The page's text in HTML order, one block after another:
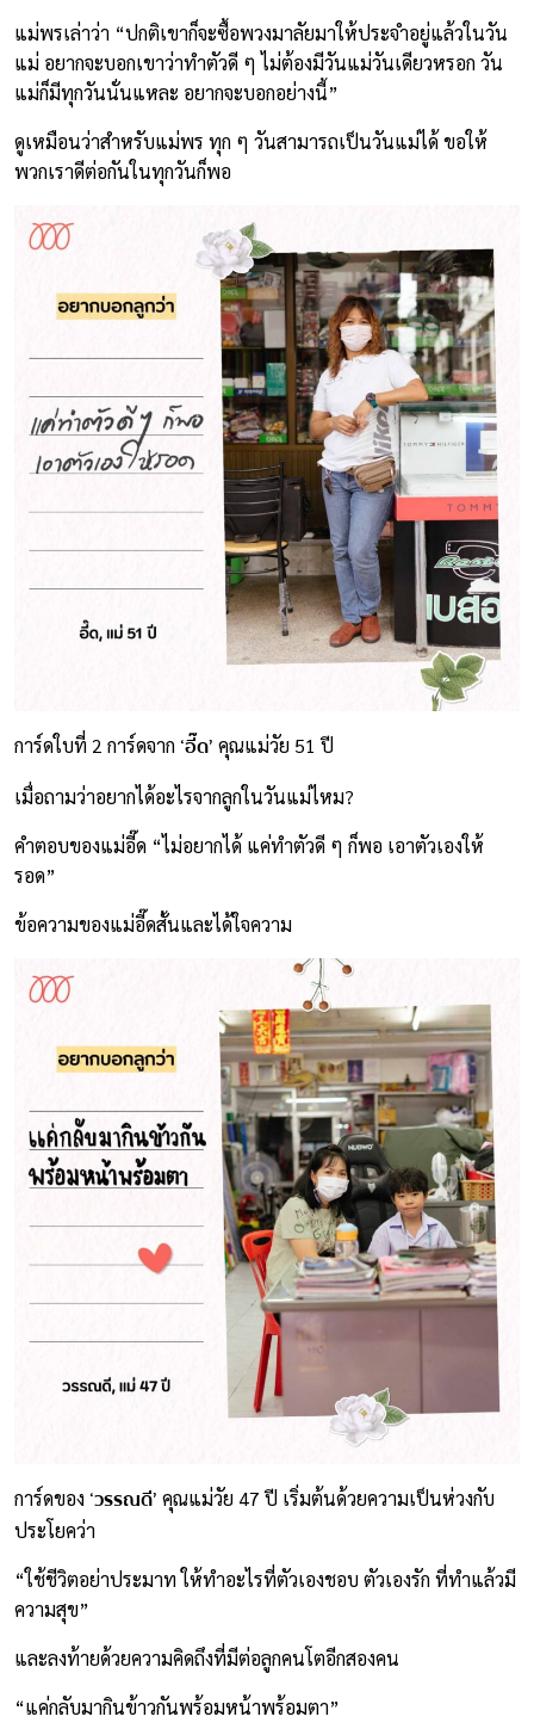
แม่พรเล่าว่า “ปกติเขาก็จะซื้อพวงมาลัยมาให้ประจำอยู่แล้วในวัน
แม่ อยากจะบอกเขาว่าทำตัวดี ๆ ไม่ต้องมีวันแม่วันเดียวหรอก วัน
แม่ก็มีทุกวันนั่นแหละ อยากจะบอกอย่างนี้”
ดูเหมือนว่าสำหรับแม่พร ทุก ๆ วันสามารถเป็นวันแม่ได้ ขอให้
พวกเราดีต่อกันในทุกวันก็พอ
การ์ดใบที่ 2 การ์ดจาก ‘อี๊ด’ คุณแม่วัย 51 ปี
เมื่อถามว่าอยากได้อะไรจากลูกในวันแม่ไหม?
คำตอบของแม่อี๊ด “ไม่อยากได้ แค่ทำตัวดี ๆ ก็พอ เอาตัวเองให้
รอด”
ข้อความของแม่อี๊ดสั้นและได้ใจความ
การ์ดของ ‘วรรณดี’ คุณแม่วัย 47 ปี เริ่มต้นด้วยความเป็นห่วงกับ
ประโยคว่า
“ใช้ชีวิตอย่าประมาท ให้ทำอะไรที่ตัวเองชอบ ตัวเองรัก ที่ทำแล้วมี
ความสุข”
และลงท้ายด้วยความคิดถึงที่มีต่อลูกคนโตอีกสองคน
“แค่กลับมากินข้าวกันพร้อมหน้าพร้อมตา”